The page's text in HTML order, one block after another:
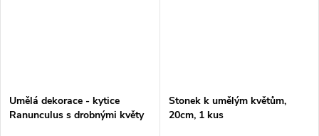
Umělá dekorace - kytice
Ranunculus s drobnými květy
Stonek k umělým květům,
20cm, 1 kus